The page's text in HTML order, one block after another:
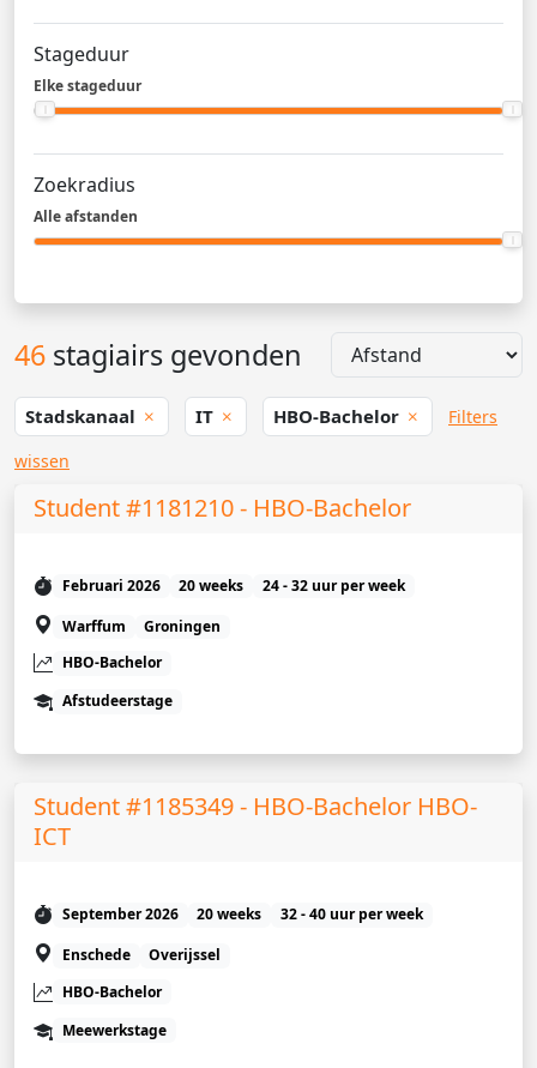
Stageduur
Elke stageduur
Zoekradius
Alle afstanden
46 stagiairs gevonden
Stadskanaal IT HBO-Bachelor
Filters
wissen
Student #1181210 - HBO-Bachelor
Februari 2026 20 weeks
24 - 32 uur per week
Warffum
Groningen
HBO-Bachelor
Afstudeerstage
Student #1185349 - HBO-Bachelor HBO-
ICT
September 2026 20 weeks
32 - 40 uur per week
Enschede
Overijssel
HBO-Bachelor
Meewerkstage